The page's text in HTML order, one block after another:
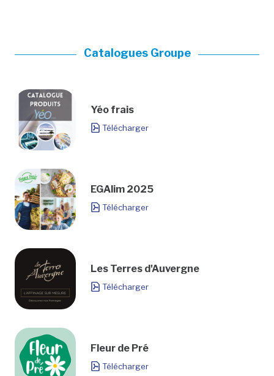
Catalogues Groupe
Yéo frais
Télécharger
EGAlim 2025
Télécharger
Les Terres d'Auvergne
Télécharger
Fleur de Pré
Télécharger